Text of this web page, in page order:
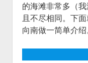
的海滩非常多（
且不尽相同。下
向南做一简单介绍